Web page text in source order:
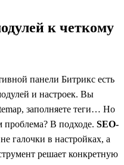
к четкому
панели Битрикс есть
и настроек. Вы
заполняете теги… Но
проблема? В подходе. SEO-
галочки в настройках, а
решает конкретную